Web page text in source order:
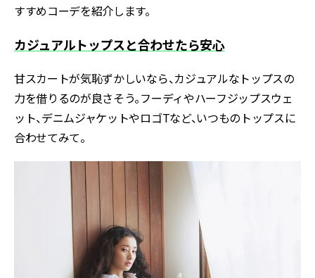
すすめコーデを紹介します。
カジュアルトップスと合わせたら安心
甘スカートが気恥ずかしいなら、カジュアルなトップスの
力を借りるのが良さそう。フーディやハーフジップスウェ
ット、デニムジャケットやロゴTなど、いつものトップスに
合わせてみて。